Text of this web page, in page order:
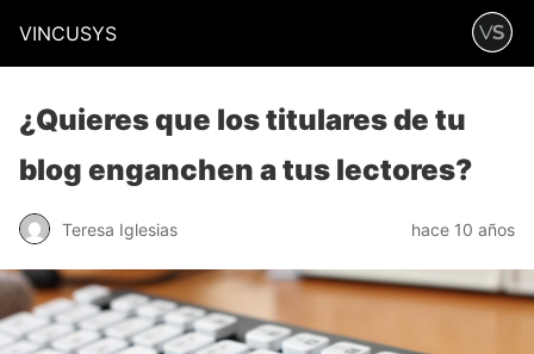
VINCUSYS
¿Quieres que los titulares de tu
blog enganchen a tus lectores?
Teresa Iglesias hace 10 años